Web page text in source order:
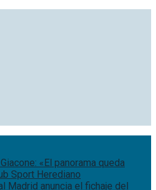
«El panorama queda
Sport Herediano
Madrid anuncia el fichaje del